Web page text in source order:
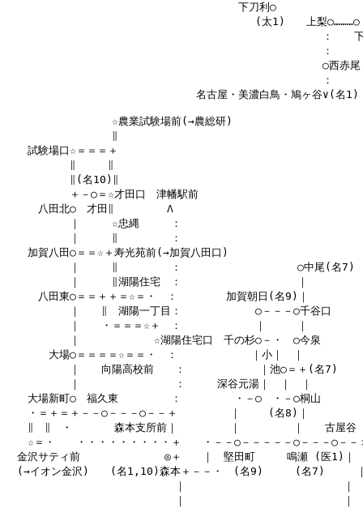
下刀利○　　　　　　　　
(太1)　　上梨○………○
：　　下
：
○西赤尾
：
名古屋・美濃白鳥・鳩ヶ谷∨(名1)
☆農業試験場前(→農総研)
試験場口☆＝＝＝＋
∥(名10)∥
＋－○＝☆才田口　津幡駅前
八田北○　才田∥　　　　　Λ
｜　　　☆忠縄　　　：
｜　　　∥　　　　　：
加賀八田○＝＝☆＋寿光苑前(→加賀八田口)
｜　　　∥　　　　　：　　　　　　　　　　　○中尾(名7)
｜　　　∥湖陽住宅　：　　　　　　　　　　　｜
八田東○＝＝＋＋＝☆＝・　：　　　　 加賀朝日(名9)｜
｜　　∥　湖陽一丁目：　　　　　　　○－－－○千谷口
｜　　・＝＝＝☆＋　：　　　　　　　｜　　　｜
｜　　　　　　　☆湖陽住宅口　千の杉○－・　○今泉
大場○＝＝＝＝☆＝＝・　：　　　　　　　｜小｜　｜
｜　　向陽高校前　　：　　　　　　　｜池○＝＋(名7)
｜　　　　　　　　　：　　　深谷元湯｜　｜　｜
大場新町○　福久東　　　　　：　　　　　・－○　・－○桐山
・＝＋＝＋－－○－－－○－－＋　　　　　｜　　 (名8)｜
∥　∥　・　　　　森本支所前｜　　　　　｜　　　　　｜　　古屋谷
☆＝・　　・・・・・・・・・＋　　・－－○－－－－－○－－－○－－
金沢サティ前　　　　　　　　◎＋　　｜　堅田町　　　鳴瀬 (医1)｜
(→イオン金沢)　　(名1,10)森本＋－－・　(名9)　　　(名7)　　
｜　　　　　　　　　　　　　　　｜
｜　　　　　　　　　　　　　　　｜